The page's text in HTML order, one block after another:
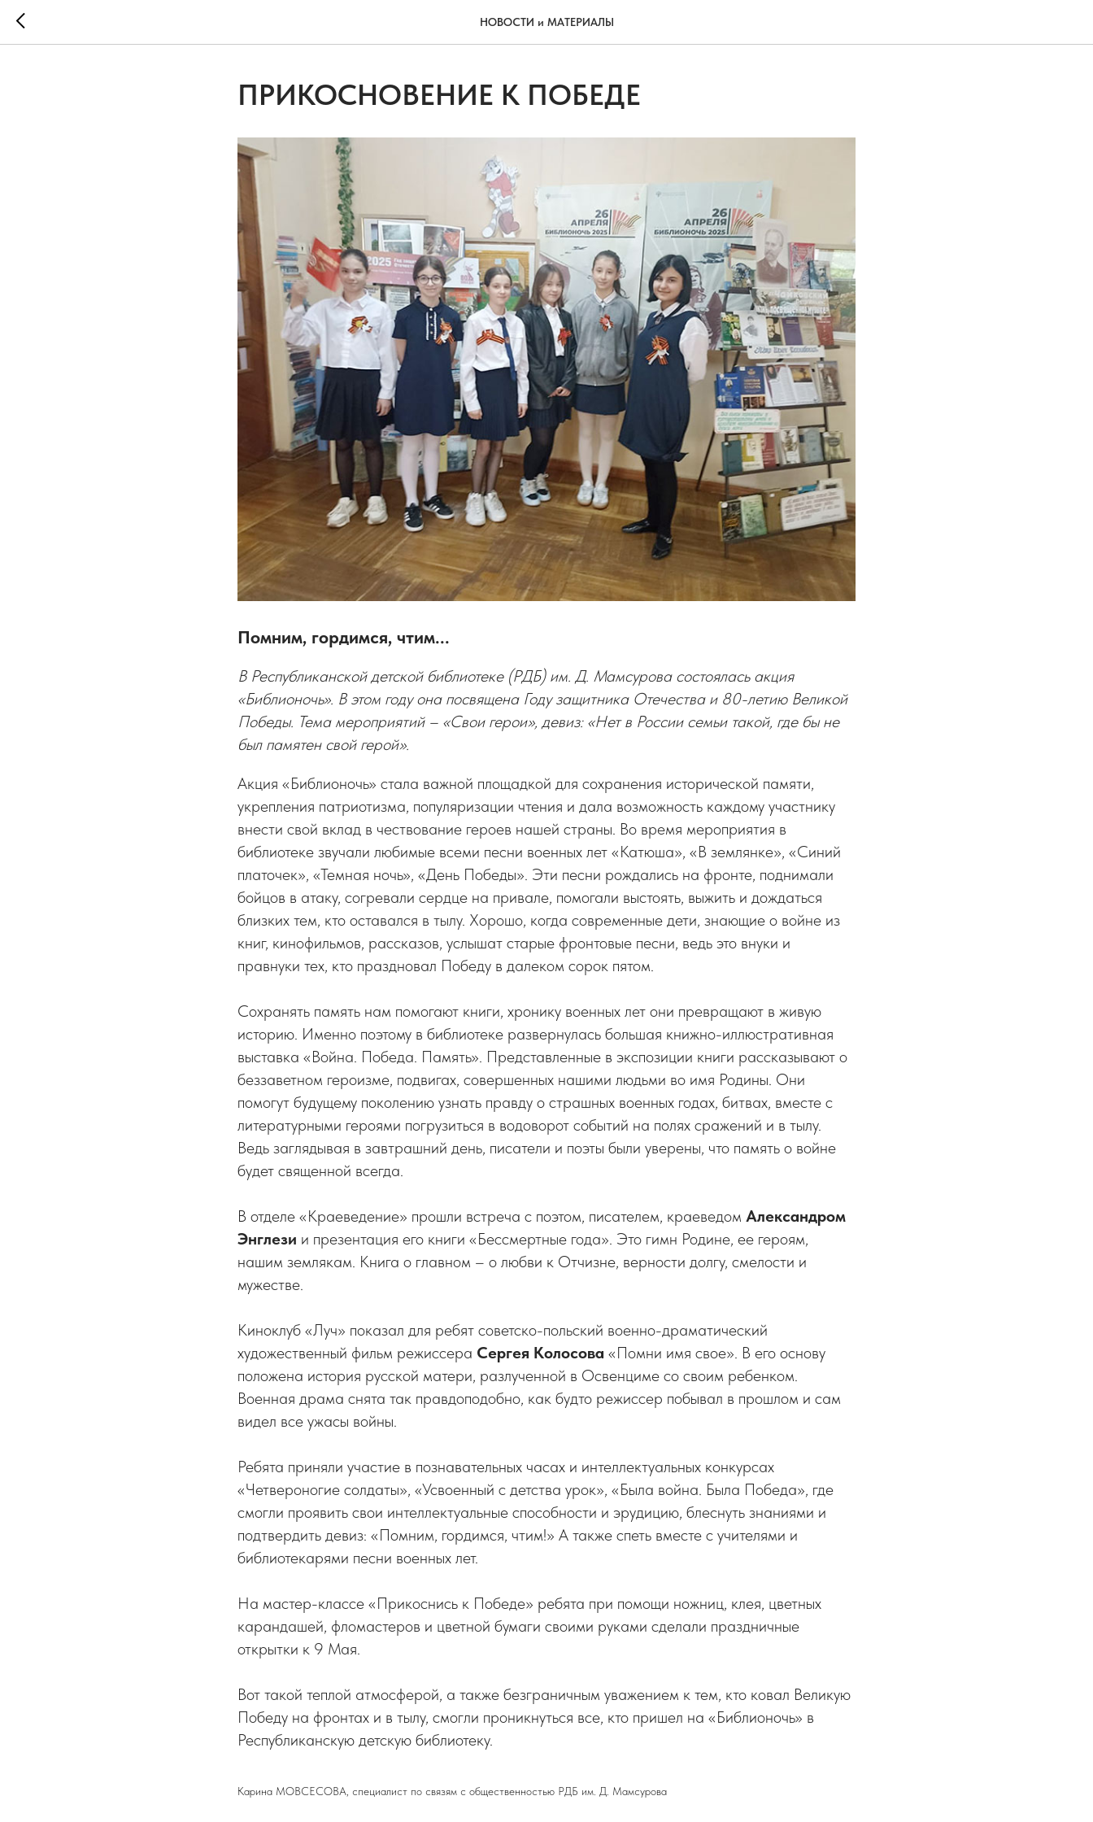
НОВОСТИ и МАТЕРИАЛЫ
ПРИКОСНОВЕНИЕ К ПОБЕДЕ
Помним, гордимся, чтим...
В Республиканской детской библиотеке (РДБ) им. Д. Мамсурова состоялась акция
«Библионочь». В этом году она посвящена Году защитника Отечества и 80-летию Великой
Победы. Тема мероприятий – «Свои герои», девиз: «Нет в России семьи такой, где бы не
был памятен свой герой».
Акция «Библионочь» стала важной площадкой для сохранения исторической памяти,
укрепления патриотизма, популяризации чтения и дала возможность каждому участнику
внести свой вклад в чествование героев нашей страны. Во время мероприятия в
библиотеке звучали любимые всеми песни военных лет «Катюша», «В землянке», «Синий
платочек», «Темная ночь», «День Победы». Эти песни рождались на фронте, поднимали
бойцов в атаку, согревали сердце на привале, помогали выстоять, выжить и дождаться
близких тем, кто оставался в тылу. Хорошо, когда современные дети, знающие о войне из
книг, кинофильмов, рассказов, услышат старые фронтовые песни, ведь это внуки и
правнуки тех, кто праздновал Победу в далеком сорок пятом.
Сохранять память нам помогают книги, хронику военных лет они превращают в живую
историю. Именно поэтому в библиотеке развернулась большая книжно-иллюстративная
выставка «Война. Победа. Память». Представленные в экспозиции книги рассказывают о
беззаветном героизме, подвигах, совершенных нашими людьми во имя Родины. Они
помогут будущему поколению узнать правду о страшных военных годах, битвах, вместе с
литературными героями погрузиться в водоворот событий на полях сражений и в тылу.
Ведь заглядывая в завтрашний день, писатели и поэты были уверены, что память о войне
будет священной всегда.
В отделе «Краеведение» прошли встреча с поэтом, писателем, краеведом Александром
Энглези и презентация его книги «Бессмертные года». Это гимн Родине, ее героям,
нашим землякам. Книга о главном – о любви к Отчизне, верности долгу, смелости и
мужестве.
Киноклуб «Луч» показал для ребят советско-польский военно-драматический
художественный фильм режиссера Сергея Колосова «Помни имя свое». В его основу
положена история русской матери, разлученной в Освенциме со своим ребенком.
Военная драма снята так правдоподобно, как будто режиссер побывал в прошлом и сам
видел все ужасы войны.
Ребята приняли участие в познавательных часах и интеллектуальных конкурсах
«Четвероногие солдаты», «Усвоенный с детства урок», «Была война. Была Победа», где
смогли проявить свои интеллектуальные способности и эрудицию, блеснуть знаниями и
подтвердить девиз: «Помним, гордимся, чтим!» А также спеть вместе с учителями и
библиотекарями песни военных лет.
На мастер-классе «Прикоснись к Победе» ребята при помощи ножниц, клея, цветных
карандашей, фломастеров и цветной бумаги своими руками сделали праздничные
открытки к 9 Мая.
Вот такой теплой атмосферой, а также безграничным уважением к тем, кто ковал Великую
Победу на фронтах и в тылу, смогли проникнуться все, кто пришел на «Библионочь» в
Республиканскую детскую библиотеку.
Карина МОВСЕСОВА, специалист по связям с общественностью РДБ им. Д. Мамсурова